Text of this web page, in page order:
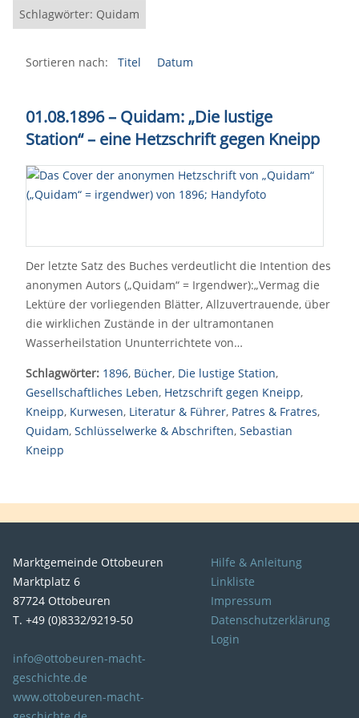
Schlagwörter: Quidam
Sortieren nach: Titel Datum
01.08.1896 – Quidam: „Die lustige
Station“ – eine Hetzschrift gegen Kneipp
Der letzte Satz des Buches verdeutlicht die Intention des
anonymen Autors („Quidam“ = Irgendwer):„Vermag die
Lektüre der vorliegenden Blätter, Allzuvertrauende, über
die wirklichen Zustände in der ultramontanen
Wasserheilstation Ununterrichtete von…
Schlagwörter: 1896, Bücher, Die lustige Station,
Gesellschaftliches Leben, Hetzschrift gegen Kneipp,
Kneipp, Kurwesen, Literatur & Führer, Patres & Fratres,
Quidam, Schlüsselwerke & Abschriften, Sebastian
Kneipp
Marktgemeinde Ottobeuren
Marktplatz 6
87724 Ottobeuren
T. +49 (0)8332/9219-50
info@ottobeuren-macht-
geschichte.de
www.ottobeuren-macht-
Hilfe & Anleitung
Linkliste
Impressum
Datenschutzerklärung
Login